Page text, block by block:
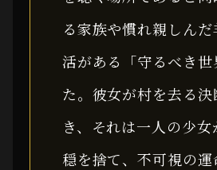
る家族や慣れ親しん
活がある「守るべき世
た。彼女が村を去る決
き、それは一人の少
穏を捨て、不可視の